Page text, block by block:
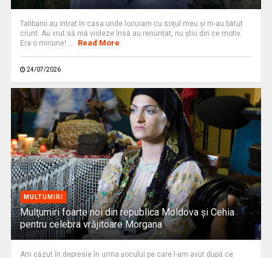
Talibanii au intrat în casa unde locuiam cu soțul meu și m-au bătut
crunt. Au vrut să mă violeze însă au renunțat, nu știu din ce motiv.
Era o minune! ...
Read More
24/07/2026
MULTUMIRI
Mulţumiri foarte noi din republica Moldova și Cehia
pentru celebra vrăjitoare Morgana
Am căzut în depresie în urma șocului pe care l-am avut după ce